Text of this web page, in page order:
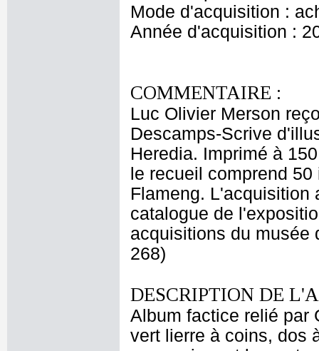
Mode d'acquisition :
Année d'acquisition :
COMMENTAIRE :
Luc Olivier Merson
Descamps-Scrive
Heredia. Imprimé à
le recueil comprend
Flameng. L'acquisition
catalogue de
acquisitions du musée
268)
DESCRIPTION DE
Album factice relié par
vert lierre à coins, dos